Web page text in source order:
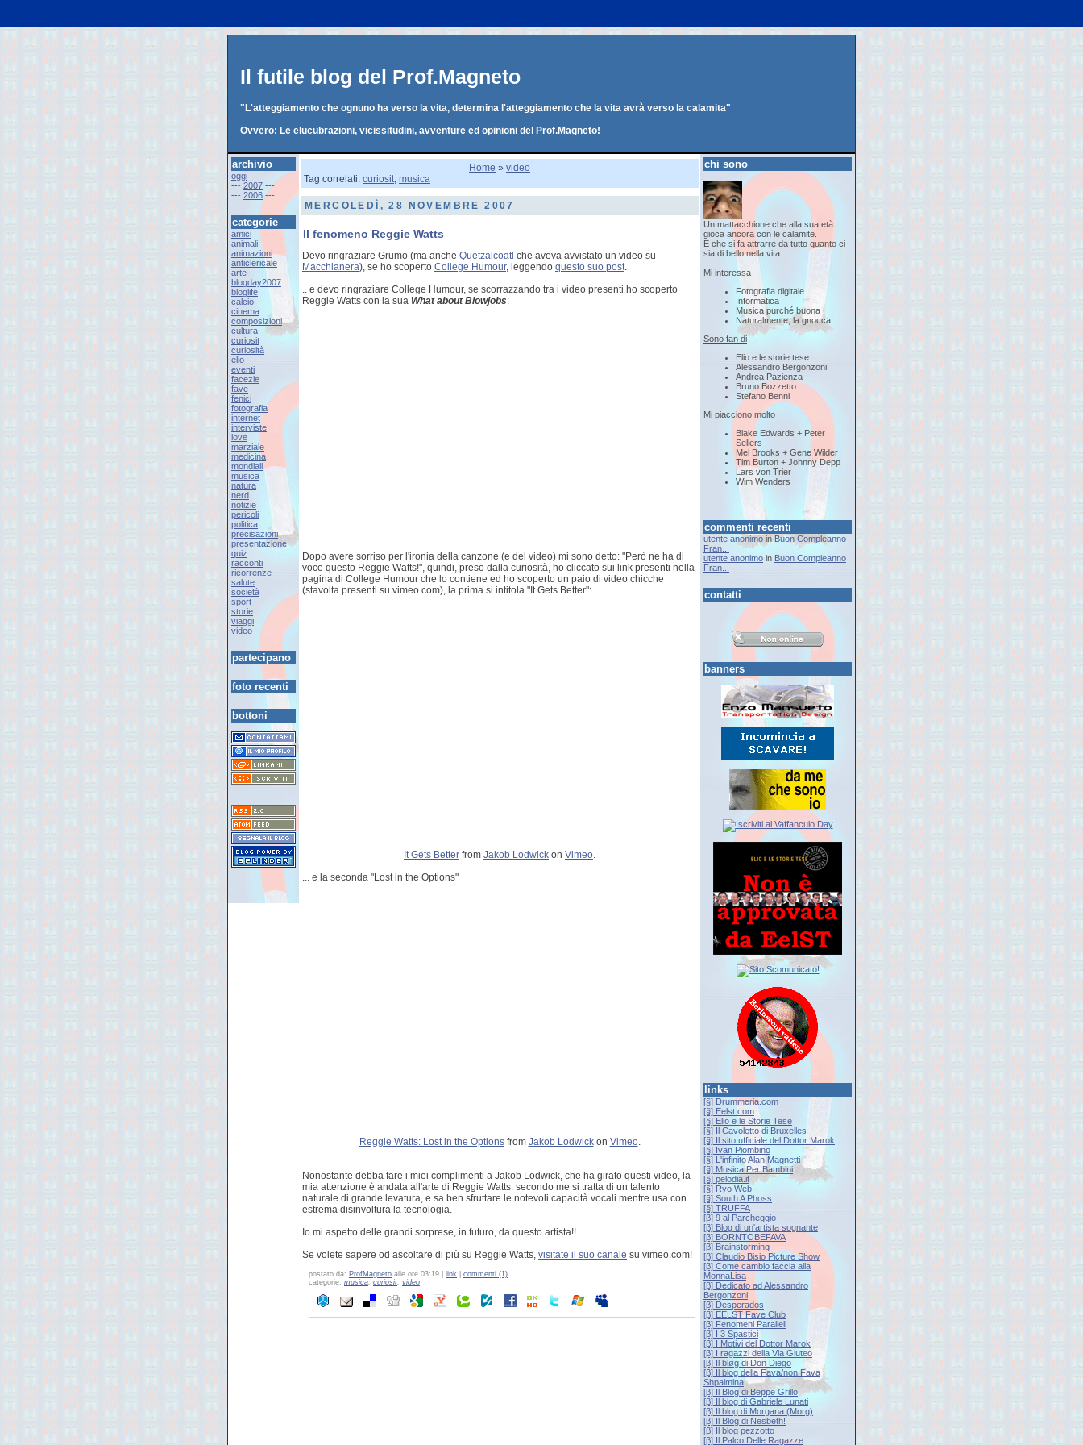
Il futile blog del Prof.Magneto
"L'atteggiamento che ognuno ha verso la vita, determina l'atteggiamento che la vita avrà verso la calamita"
Ovvero: Le elucubrazioni, vicissitudini, avventure ed opinioni del Prof.Magneto!
archivio
oggi
--- 2007 ---
--- 2006 ---
categorie
amici
animali
animazioni
anticlericale
arte
blogday2007
bloglife
calcio
cinema
composizioni
cultura
curiosit
curiosità
elio
eventi
facezie
fave
fenici
fotografia
internet
interviste
love
marziale
medicina
mondiali
musica
natura
nerd
notizie
pericoli
politica
precisazioni
presentazione
quiz
racconti
ricorrenze
salute
società
sport
storie
viaggi
video
partecipano
foto recenti
bottoni
chi sono
Un mattacchione che alla sua età
gioca ancora con le calamite.
E che si fa attrarre da tutto quanto ci
sia di bello nella vita.
Mi interessa
Fotografia digitale
Informatica
Musica purché buona
Naturalmente, la gnocca!
Sono fan di
Elio e le storie tese
Alessandro Bergonzoni
Andrea Pazienza
Bruno Bozzetto
Stefano Benni
Mi piacciono molto
Blake Edwards + Peter
Sellers
Mel Brooks + Gene Wilder
Tim Burton + Johnny Depp
Lars von Trier
Wim Wenders
commenti recenti
utente anonimo in Buon Compleanno
Fran...
utente anonimo in Buon Compleanno
Fran...
contatti
banners
links
[§] Drummeria.com
[§] Eelst.com
[§] Elio e le Storie Tese
[§] Il Cavoletto di Bruxelles
[§] Il sito ufficiale del Dottor Marok
[§] Ivan Piombino
[§] L'infinito Alan Magnetti
[§] Musica Per Bambini
[§] pelodia.it
[§] Ryo Web
[§] South A Phoss
[§] TRUFFA
[β] 9 al Parcheggio
[β] Blog di un'artista sognante
[β] BORNTOBEFAVA
[β] Brainstorming
[β] Claudio Bisio Picture Show
[β] Come cambio faccia alla
MonnaLisa
[β] Dedicato ad Alessandro
Bergonzoni
[β] Desperados
[β] EELST Fave Club
[β] Fenomeni Paralleli
[β] I 3 Spastici
[β] I Motivi del Dottor Marok
[β] I ragazzi della Via Gluteo
[β] Il bløg di Don Diego
[β] Il blog della Fava/non Fava
Shpalmina
[β] Il Blog di Beppe Grillo
[β] Il blog di Gabriele Lunati
[β] Il blog di Morgana (Morg)
[β] Il Blog di Nesbeth!
[β] Il blog pezzotto
[β] Il Palco Delle Ragazze
Home » video
Tag correlati: curiosit musica
MERCOLEDÌ, 28 NOVEMBRE 2007
Il fenomeno Reggie Watts
Devo ringraziare Grumo (ma anche Quetzalcoatl che aveva avvistato un video su
Macchianera), se ho scoperto College Humour, leggendo questo suo post
.. e devo ringraziare College Humour, se scorrazzando tra i video presenti ho scoperto
Reggie Watts con la sua What about Blowjobs:
Dopo avere sorriso per l'ironia della canzone (e del video) mi sono detto: "Però ne ha di
voce questo Reggie Watts!", quindi, preso dalla curiosità, ho cliccato sui link presenti nella
pagina di College Humour che lo contiene ed ho scoperto un paio di video chicche
(stavolta presenti su vimeo.com), la prima si intitola "It Gets Better":
It Gets Better from Jakob Lodwick on Vimeo
... e la seconda "Lost in the Options"
Reggie Watts: Lost in the Optionsfrom Jakob Lodwickon Vimeo.
Nonostante debba fare i miei complimenti a Jakob Lodwick, che ha girato questi video, la
mia attenzione è andata all'arte di Reggie Watts: secondo me si tratta di un talento
naturale di grande levatura, e sa ben sfruttare le notevoli capacità vocali mentre usa con
estrema disinvoltura la tecnologia.
Io mi aspetto delle grandi sorprese, in futuro, da questo artista!!
Se volete sapere od ascoltare di più su Reggie Watts, visitate il suo canale su vimeo.com!
postato da: ProfMagneto alle ore 03:19 | link
commenti (1)
categorie: musica curiosit video